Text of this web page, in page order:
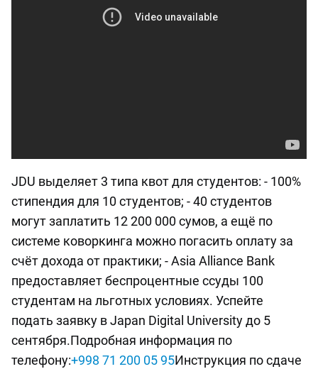
JDU выделяет 3 типа квот для студентов: - 100%
стипендия для 10 студентов; - 40 студентов
могут заплатить 12 200 000 сумов, а ещё по
системе коворкинга можно погасить оплату за
счёт дохода от практики; - Asia Alliance Bank
предоставляет беспроцентные ссуды 100
студентам на льготных условиях. Успейте
подать заявку в Japan Digital University до 5
сентября.Подробная информация по
телефону:+998 71 200 05 95Инструкция по сдаче